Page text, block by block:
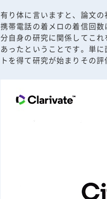
有り体に言いますと、論文
携帯電話の着メロの着信回
分自身の研究に関係してこ
あったということです。単
トを得て研究が始まりその